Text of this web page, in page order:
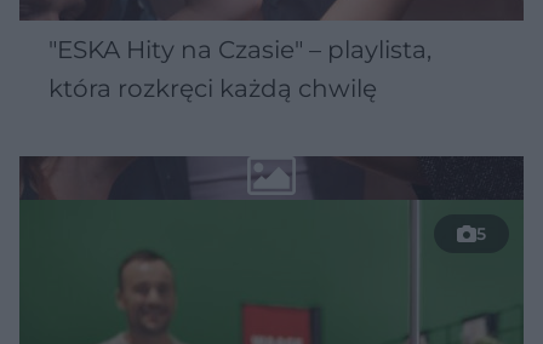
"ESKA Hity na Czasie" – playlista,
która rozkręci każdą chwilę
5